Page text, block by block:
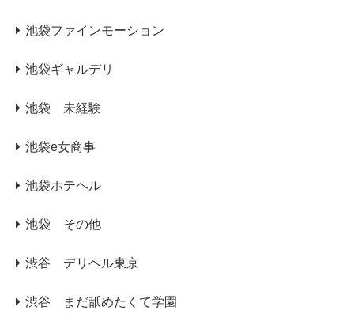
池袋ファインモーション
池袋ギャルデリ
池袋 未経験
池袋e女商事
池袋ホテヘル
池袋 その他
渋谷 デリヘル東京
渋谷 まだ舐めたくて学園